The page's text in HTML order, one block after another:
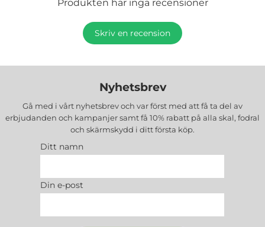
Produkten har inga recensioner
Skriv en recension
Nyhetsbrev
Gå med i vårt nyhetsbrev och var först med att få ta del av
erbjudanden och kampanjer samt få 10% rabatt på alla skal, fodral
och skärmskydd i ditt första köp.
Ditt namn
Din e-post